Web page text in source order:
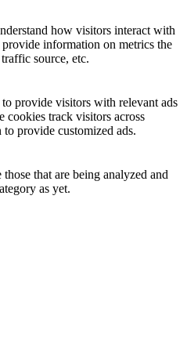
how visitors interact with
information on metrics the
source, etc.
provide visitors with relevant ads
cookies track visitors across
provide customized ads.
that are being analyzed and
as yet.